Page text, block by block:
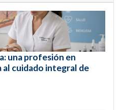
una profesión en
cuidado integral de